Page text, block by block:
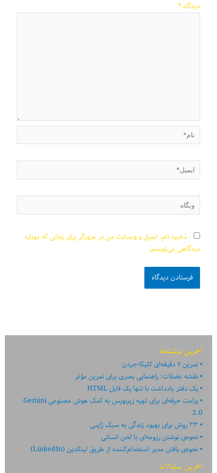
دیدگاه*
نام*
ایمیل*
وبگاه
ذخیره نام، ایمیل و وبسایت من در مرورگر برای زمانی که دوباره
دیدگاهی می‌نویسم.
آخرین نوشته‌ها
تمرین ۷ دقیقه‌ای کلیکا-جردن
نقشه عضلات: راهنمایی بصری برای تمرین مؤثر
یک دفتر یادداشت با تنها یک فایل HTML
پرامت حرفه‌ای برای تهیه زیرنویس به کمک هوش مصنوعی Gemini
2.0
۳۳ روش برای بهبود زندگی به سبک ژاپنی
نحوه‌ی نوشتن رزومه‌ای با لحن انسانی
نحوه‌ی یافتن مدیر استخدام‌کننده از طریق لینکدین (LinkedIn)
آخرین سئوالات